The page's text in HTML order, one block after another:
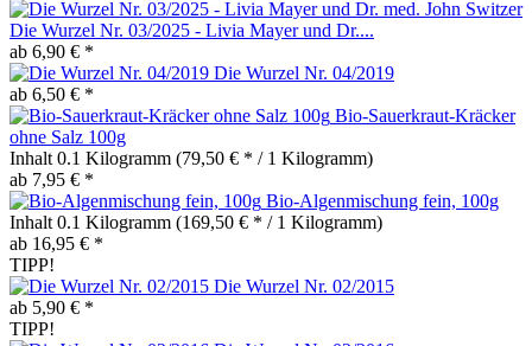
Die Wurzel Nr. 03/2025 - Livia Mayer und Dr....
ab 6,90 € *
Die Wurzel Nr. 04/2019
ab 6,50 € *
Bio-Sauerkraut-Kräcker
ohne Salz 100g
Inhalt 0.1 Kilogramm (79,50 € * / 1 Kilogramm)
ab 7,95 € *
Bio-Algenmischung fein, 100g
Inhalt 0.1 Kilogramm (169,50 € * / 1 Kilogramm)
ab 16,95 € *
TIPP!
Die Wurzel Nr. 02/2015
ab 5,90 € *
TIPP!